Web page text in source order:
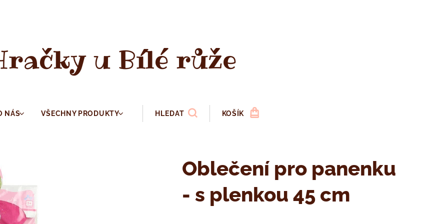
u Bílé růže
NÁS VŠECHNY PRODUKTY HLEDAT KOŠÍK
Oblečení pro panenku
- s plenkou 45 cm